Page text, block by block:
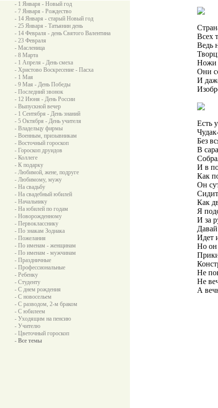
- 1 Января - Новый год
- 7 Января - Рождество
- 14 Января - старый Новый год
- 25 Января - Татьянин день
- 14 Февраля - день Святого Валентина
- 23 Февраля
- Масленица
- 8 Марта
- 1 Апреля - День смеха
- Христово Воскресение - Пасха
- 1 Мая
- 9 Мая - День Победы
- Последний звонок
- 12 Июня - День России
- Выпускной вечер
- 1 Сентября - День знаний
- 5 Октября - День учителя
- Владельцу фирмы
- Военным, призывникам
- Восточный гороскоп
- Гороскоп друидов
- Коллеге
- К подарку
- Любимой, жене, подруге
- Любимому, мужу
- На свадьбу
- На свадебный юбилей
- Начальнику
- На юбилей по годам
- Новорожденному
- Первокласснику
- По знакам Зодиака
- Пожелания
- По именам - женщинам
- По именам - мужчинам
- Праздничные
- Профессиональные
- Ребенку
- Студенту
- С днем рождения
- С новосельем
- С разводом, 2-м браком
- С юбилеем
- Уходящим на пенсию
- Учителю
- Цветочный гороскоп
- Все темы
Всех
Ведь
Ножи
Они
И
Есть
Без
В
И в
Как
Он
Как
Я
И за
Идет
Но он
Не
Не
А